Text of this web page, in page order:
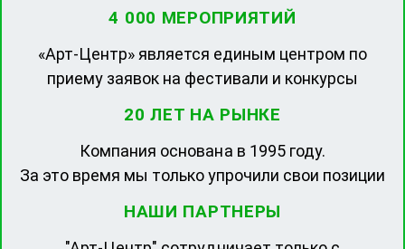
4 000 МЕРОПРИЯТИЙ
«Арт-Центр» является единым центром по
приему заявок на фестивали и конкурсы
20 ЛЕТ НА РЫНКЕ
Компания основана в 1995 году.
За это время мы только упрочили свои позиции
НАШИ ПАРТНЕРЫ